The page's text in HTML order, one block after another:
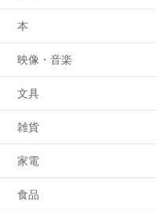
本
映像・音楽
文具
雑貨
家電
食品